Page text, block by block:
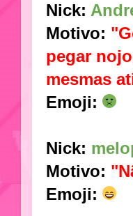
Nick:
Motivo:
pegar
mesmas
Emoji:
Nick:
Motivo:
Emoji: